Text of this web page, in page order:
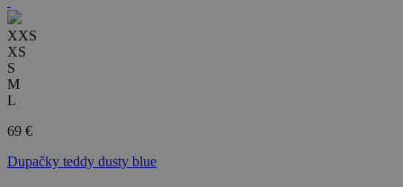
XXS
XS
S
M
L
69 €
Dupačky teddy dusty blue